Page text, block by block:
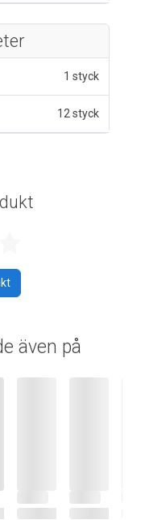
1 styck
12 styck
även på